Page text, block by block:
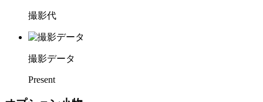
撮影代
撮影データ
Present